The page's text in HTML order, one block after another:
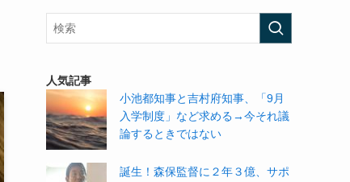
人気記事
小池都知事と吉村府知事、「9月
入学制度」など求める→今それ議
論するときではない
誕生！森保監督に２年３億、サポ